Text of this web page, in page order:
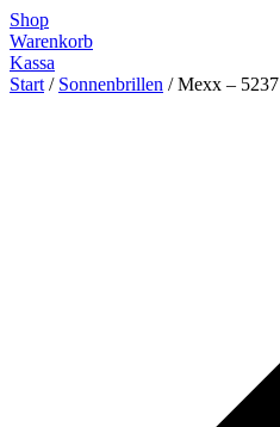
Zum
Inhalt
springen
Shop
Warenkorb
Kassa
Start / Sonnenbrillen / Mexx –